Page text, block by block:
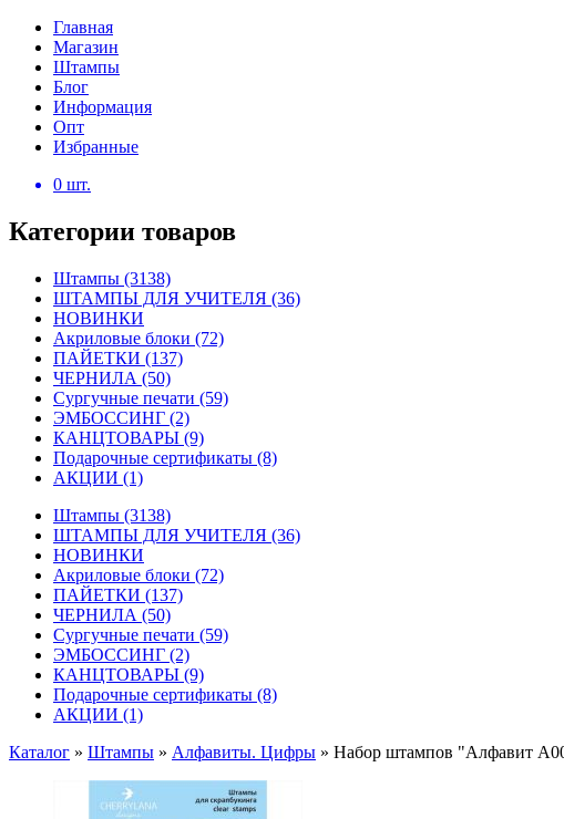
Главная
Магазин
Штампы
Блог
Информация
Опт
Избранные
0 шт.
Категории товаров
Штампы (3138)
ШТАМПЫ ДЛЯ УЧИТЕЛЯ (36)
НОВИНКИ
Акриловые блоки (72)
ПАЙЕТКИ (137)
ЧЕРНИЛА (50)
Сургучные печати (59)
ЭМБОССИНГ (2)
КАНЦТОВАРЫ (9)
Подарочные сертификаты (8)
АКЦИИ (1)
Штампы (3138)
ШТАМПЫ ДЛЯ УЧИТЕЛЯ (36)
НОВИНКИ
Акриловые блоки (72)
ПАЙЕТКИ (137)
ЧЕРНИЛА (50)
Сургучные печати (59)
ЭМБОССИНГ (2)
КАНЦТОВАРЫ (9)
Подарочные сертификаты (8)
АКЦИИ (1)
Каталог » Штампы » Алфавиты. Цифры » Набор штампов "Алфавит